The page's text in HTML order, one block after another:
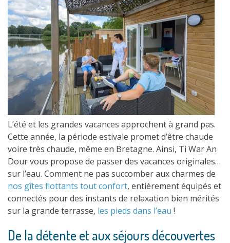
L’été et les grandes vacances approchent à grand pas.
Cette année, la période estivale promet d’être chaude
voire très chaude, même en Bretagne. Ainsi, Ti War An
Dour vous propose de passer des vacances originales…
sur l’eau. Comment ne pas succomber aux charmes de
nos gîtes flottants tout confort, entièrement équipés et
connectés pour des instants de relaxation bien mérités
sur la grande terrasse, les pieds dans l’eau !
De la détente et aux séjours découvertes